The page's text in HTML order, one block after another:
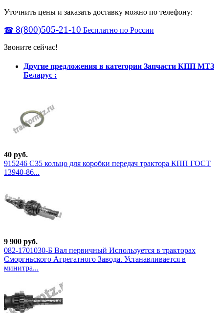
Уточнить цены и заказать доставку можно по телефону:
☎ 8(800)505-21-10 Бесплатно по России
Звоните сейчас!
Другие предложения в категории Запчасти КПП МТЗ
Беларус :
40 руб.
915246 С35 кольцо для коробки передач трактора КПП ГОСТ
13940-86...
9 900 руб.
082-1701030-Б Вал первичный Используется в тракторах
Сморгньского Агрегатного Завода. Устанавливается в
минитра...